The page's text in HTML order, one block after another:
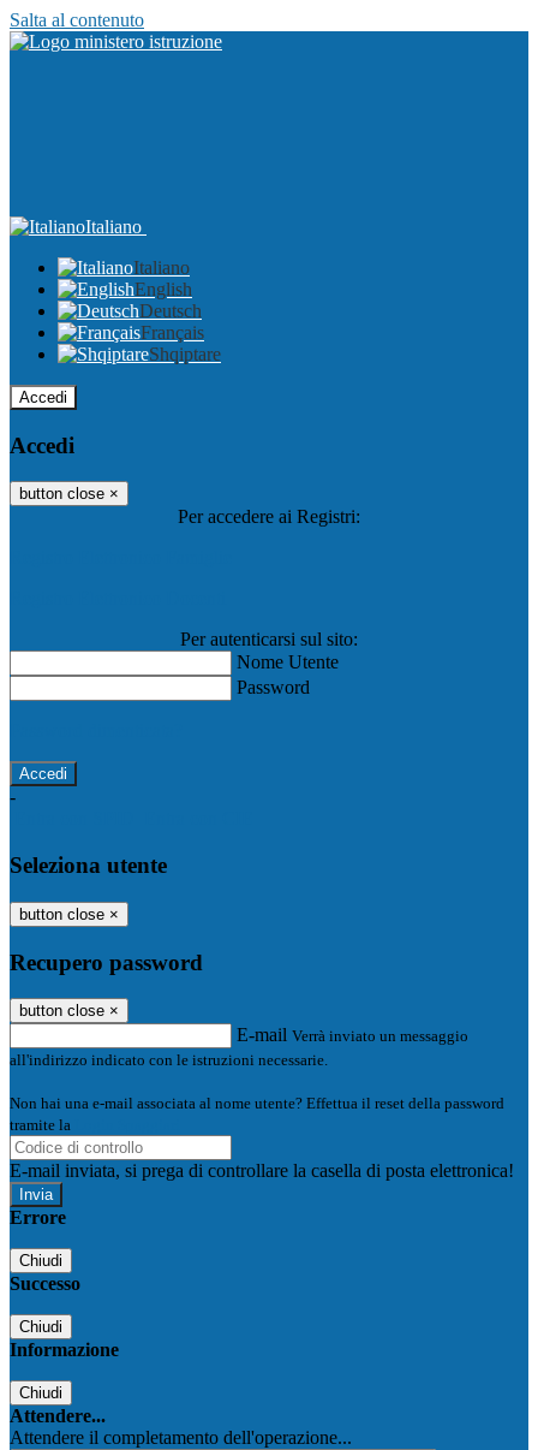
Salta al contenuto
Italiano
Italiano
English
Deutsch
Français
Shqiptare
Accedi
Accedi
button close ×
Per accedere ai Registri:
Per autenticarsi sul sito:
Nome Utente
Password
-
Seleziona utente
button close ×
Recupero password
button close ×
E-mail Verrà inviato un messaggio
all'indirizzo indicato con le istruzioni necessarie.
Non hai una e-mail associata al nome utente? Effettua il reset della password
tramite la
E-mail inviata, si prega di controllare la casella di posta elettronica!
Errore
Chiudi
Successo
Chiudi
Informazione
Chiudi
Attendere...
Attendere il completamento dell'operazione...